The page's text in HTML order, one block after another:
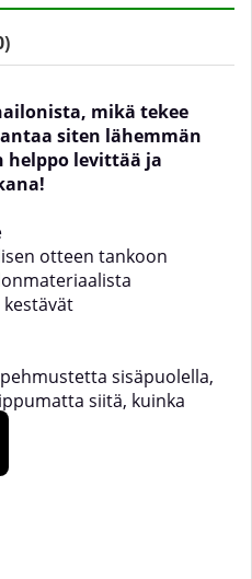
)
mikä tekee
siten lähemmän
levittää ja
otteen tankoon
sisäpuolella,
siitä, kuinka
antaa sinulle vahvan ja
mikä johtaa siihen, että
on täydellinen